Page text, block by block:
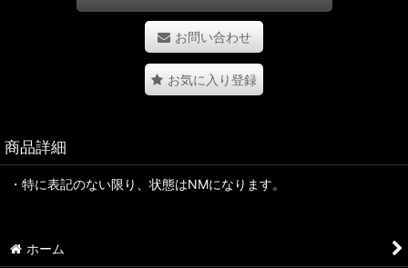
お問い合わせ
お気に入り登録
商品詳細
・特に表記のない限り、状態はNMになります。
ホーム